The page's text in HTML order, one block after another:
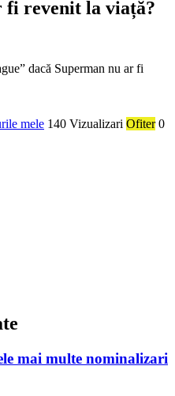
fi revenit la viață?
dacă Superman nu ar fi
mele 140 Vizualizari Ofiter 0
mai multe nominalizari